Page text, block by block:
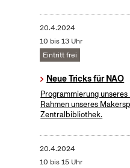
20.4.2024
10 bis 13 Uhr
Eintritt frei
Neue Tricks für NAO
Programmierung
Rahmen unseres
Zentralbibliothek.
20.4.2024
10 bis 15 Uhr